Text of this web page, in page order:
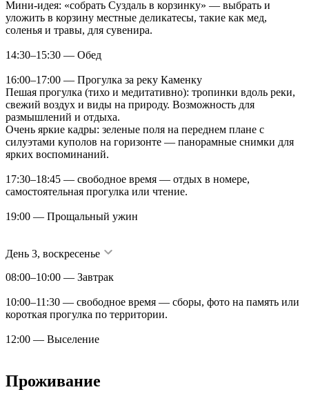
Мини-идея: «собрать Суздаль в корзинку» — выбрать и
уложить в корзину местные деликатесы, такие как мед,
соленья и травы, для сувенира.
14:30–15:30 — Обед
16:00–17:00 — Прогулка за реку Каменку
Пешая прогулка (тихо и медитативно): тропинки вдоль реки,
свежий воздух и виды на природу. Возможность для
размышлений и отдыха.
Очень яркие кадры: зеленые поля на переднем плане с
силуэтами куполов на горизонте — панорамные снимки для
ярких воспоминаний.
17:30–18:45 — свободное время — отдых в номере,
самостоятельная прогулка или чтение.
19:00 — Прощальный ужин
День 3, воскресенье
08:00–10:00 — Завтрак
10:00–11:30 — свободное время — сборы, фото на память или
короткая прогулка по территории.
12:00 — Выселение
Проживание